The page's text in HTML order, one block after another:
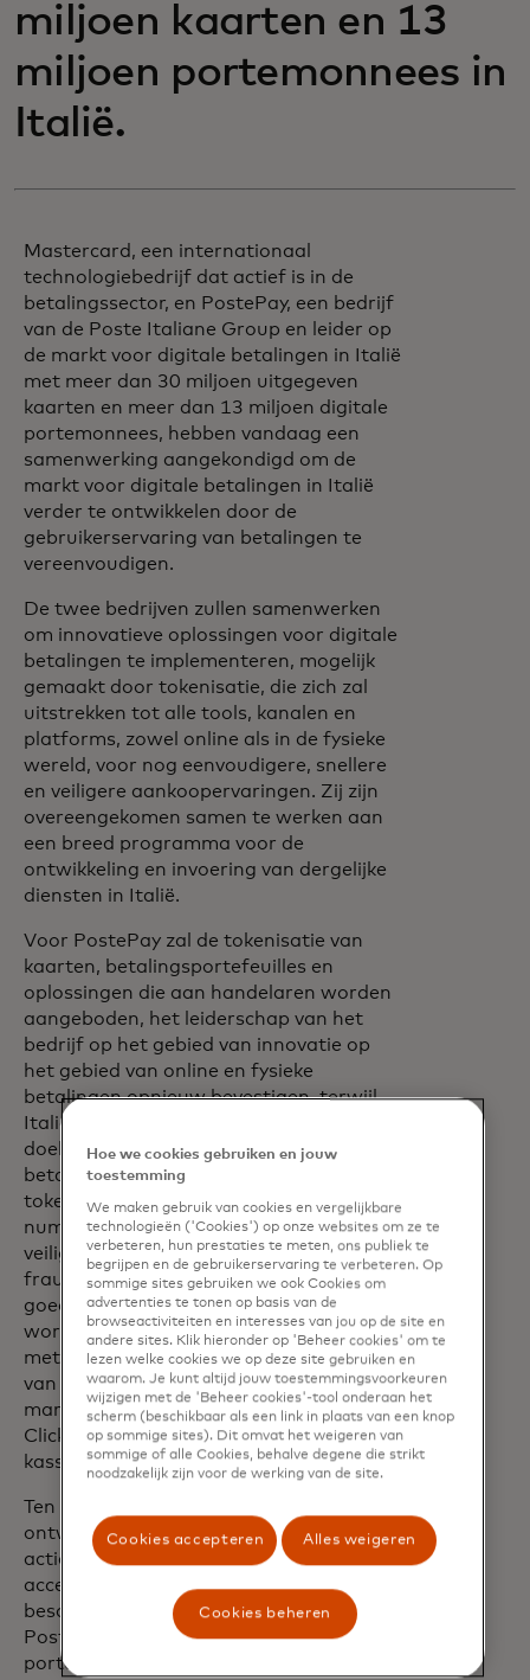
miljoen kaarten en 13
miljoen portemonnees in
Italië.
Mastercard, een internationaal
technologiebedrijf dat actief is in de
betalingssector, en PostePay, een bedrijf
van de Poste Italiane Group en leider op
de markt voor digitale betalingen in Italië
met meer dan 30 miljoen uitgegeven
kaarten en meer dan 13 miljoen digitale
portemonnees, hebben vandaag een
samenwerking aangekondigd om de
markt voor digitale betalingen in Italië
verder te ontwikkelen door de
gebruikerservaring van betalingen te
vereenvoudigen.
De twee bedrijven zullen samenwerken
om innovatieve oplossingen voor digitale
betalingen te implementeren, mogelijk
gemaakt door tokenisatie, die zich zal
uitstrekken tot alle tools, kanalen en
platforms, zowel online als in de fysieke
wereld, voor nog eenvoudigere, snellere
en veiligere aankoopervaringen. Zij zijn
overeengekomen samen te werken aan
een breed programma voor de
ontwikkeling en invoering van dergelijke
diensten in Italië.
Voor PostePay zal de tokenisatie van
kaarten, betalingsportefeuilles en
oplossingen die aan handelaren worden
aangeboden, het leiderschap van het
bedrijf op het gebied van innovatie op
het gebied van online en fysieke
betalingen opnieuw bevestigen, terwijl
Italië ook snel dichter bij het ambitieuze
doel van Mastercard komt om alle
betalingstransacties tegen 2030 te
tokeniseren. Tokenisatie vervangt het
nummer op de betaalkaart door een
veilig token, waardoor het risico op
fraude wordt verminderd en het
goedkeuringspercentage van transacties
wordt verbeterd, vooral in combinatie
met technologische oplossingen op basis
van de meest geavanceerde
marktstandaarden, zoals Mastercard
Click to Pay, de innovatieve
kassaoplossing voor aankopen.
Ten slotte omvat de overeenkomst de
ontwikkeling van een gezamenlijk
actieplan in 2025 om de betalings- en
acceptatieopties uit te breiden die
beschikbaar zijn voor houders van
PostePay-kaarten, houders van
portemonnees en handelaren, zowel
Hoe we cookies gebruiken en jouw
toestemming
We maken gebruik van cookies en vergelijkbare
technologieën ('Cookies') op onze websites om ze te
verbeteren, hun prestaties te meten, ons publiek te
begrijpen en de gebruikerservaring te verbeteren. Op
sommige sites gebruiken we ook Cookies om
advertenties te tonen op basis van de
browseactiviteiten en interesses van jou op de site en
andere sites. Klik hieronder op 'Beheer cookies' om te
lezen welke cookies we op deze site gebruiken en
waarom. Je kunt altijd jouw toestemmingsvoorkeuren
wijzigen met de 'Beheer cookies'-tool onderaan het
scherm (beschikbaar als een link in plaats van een knop
op sommige sites). Dit omvat het weigeren van
sommige of alle Cookies, behalve degene die strikt
noodzakelijk zijn voor de werking van de site.
Cookies accepteren Alles weigeren
Cookies beheren